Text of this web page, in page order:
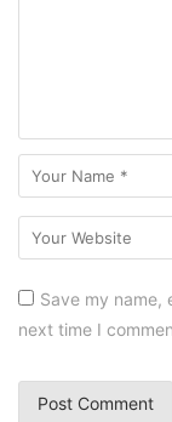
Save my name,
next time I